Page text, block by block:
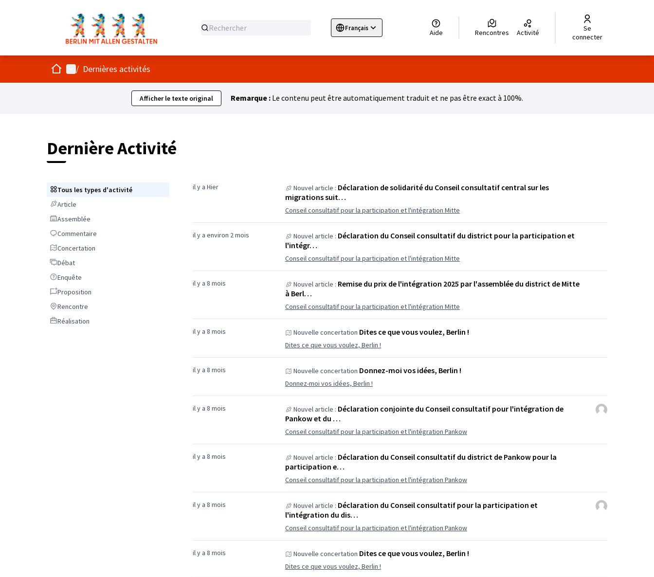
Français
Sprache wählen Choose languageElegir el idiomaChoisir la langueWybierz język Dil seçiniz
Aide Rencontres Activité
Se
connecter
AccueilMenu principal
/ Dernières activités
Afficher le texte original Remarque :Le contenu peut être automatiquement traduit et ne pas être exact à 100%.
Dernière Activité
Tous les types d'activité
Tous les types d'activité
ArticleArticle
Assemblée
Assemblée
Commentaire
Commentaire
Concertation
Concertation
DébatDébat
Enquête
Enquête
Proposition
Proposition
Rencontre
Rencontre
Réalisation
Réalisation
il y a Hier Nouvel article : Déclaration de solidarité du Conseil consultatif central sur les
migrations suit…
Conseil consultatif pour la participation et l'intégration Mitte
il y a environ 2 mois Nouvel article : Déclaration du Conseil consultatif du district pour la participation et
l'intégr…
Conseil consultatif pour la participation et l'intégration Mitte
il y a 8 mois Nouvel article : Remise du prix de l'intégration 2025 par l'assemblée du district de Mitte
à Berl…
Conseil consultatif pour la participation et l'intégration Mitte
il y a 8 mois Nouvelle concertation Dites ce que vous voulez, Berlin !
Dites ce que vous voulez, Berlin !
il y a 8 mois Nouvelle concertation Donnez-moi vos idées, Berlin !
Donnez-moi vos idées, Berlin !
il y a 8 mois Nouvel article : Déclaration conjointe du Conseil consultatif pour l'intégration de
Pankow et du …
Conseil consultatif pour la participation et l'intégration Pankow
il y a 8 mois Nouvel article : Déclaration du Conseil consultatif du district de Pankow pour la
participation e…
Conseil consultatif pour la participation et l'intégration Pankow
il y a 8 mois Nouvel article : Déclaration du Conseil consultatif pour la participation et
l'intégration du dis…
Conseil consultatif pour la participation et l'intégration Pankow
il y a 8 mois Nouvelle concertation Dites ce que vous voulez, Berlin !
Dites ce que vous voulez, Berlin !